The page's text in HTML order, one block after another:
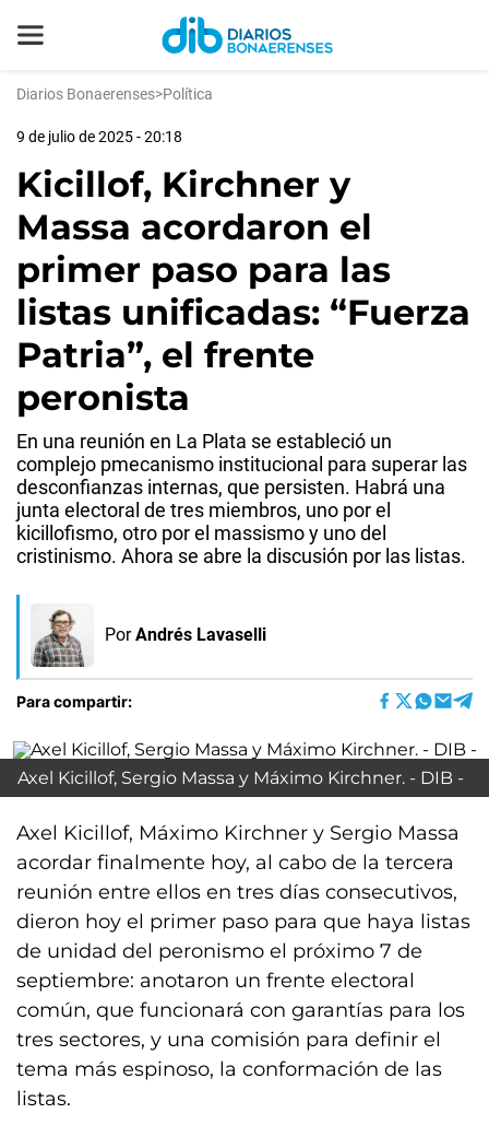
Diarios Bonaerenses>Política
9 de julio de 2025 - 20:18
Kicillof, Kirchner y
Massa acordaron el
primer paso para las
listas unificadas: “Fuerza
Patria”, el frente
peronista
En una reunión en La Plata se estableció un
complejo pmecanismo institucional para superar las
desconfianzas internas, que persisten. Habrá una
junta electoral de tres miembros, uno por el
kicillofismo, otro por el massismo y uno del
cristinismo. Ahora se abre la discusión por las listas.
Por Andrés Lavaselli
Para compartir:
Axel Kicillof, Sergio Massa y Máximo Kirchner. - DIB -
Axel Kicillof, Máximo Kirchner y Sergio Massa
acordar finalmente hoy, al cabo de la tercera
reunión entre ellos en tres días consecutivos,
dieron hoy el primer paso para que haya listas
de unidad del peronismo el próximo 7 de
septiembre: anotaron un frente electoral
común, que funcionará con garantías para los
tres sectores, y una comisión para definir el
tema más espinoso, la conformación de las
listas.